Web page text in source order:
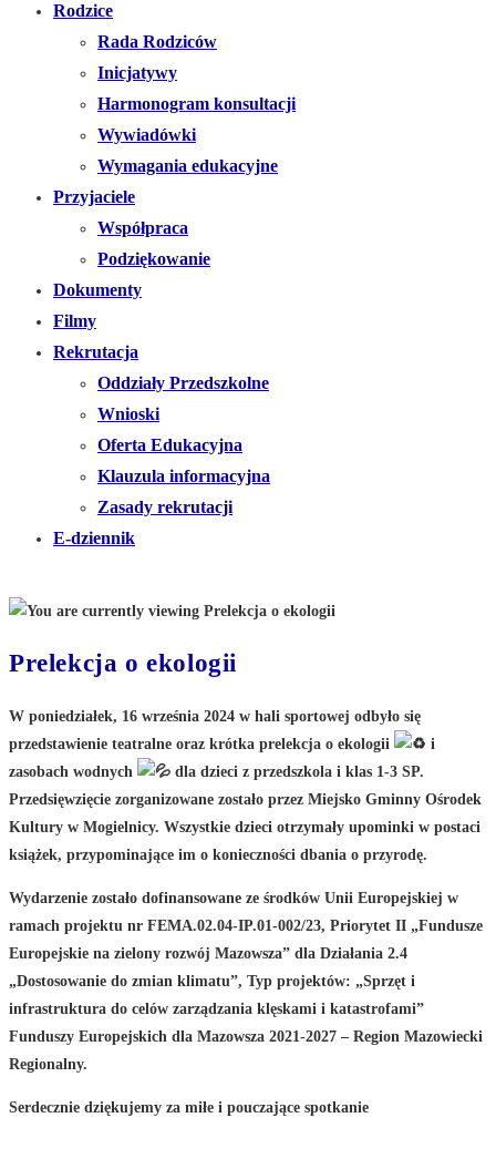
Rodzice
Rada Rodziców
Inicjatywy
Harmonogram konsultacji
Wywiadówki
Wymagania edukacyjne
Przyjaciele
Współpraca
Podziękowanie
Dokumenty
Filmy
Rekrutacja
Oddziały Przedszkolne
Wnioski
Oferta Edukacyjna
Klauzula informacyjna
Zasady rekrutacji
E-dziennik
Prelekcja o ekologii
W poniedziałek, 16 września 2024 w hali sportowej odbyło się
przedstawienie teatralne oraz krótka prelekcja o ekologii
i
zasobach wodnych
dla dzieci z przedszkola i klas 1-3 SP.
Przedsięwzięcie zorganizowane zostało przez Miejsko Gminny Ośrodek
Kultury w Mogielnicy. Wszystkie dzieci otrzymały upominki w postaci
książek, przypominające im o konieczności dbania o przyrodę.
Wydarzenie zostało dofinansowane ze środków Unii Europejskiej w
ramach projektu nr FEMA.02.04-IP.01-002/23, Priorytet II „Fundusze
Europejskie na zielony rozwój Mazowsza” dla Działania 2.4
„Dostosowanie do zmian klimatu”, Typ projektów: „Sprzęt i
infrastruktura do celów zarządzania klęskami i katastrofami”
Funduszy Europejskich dla Mazowsza 2021-2027 – Region Mazowiecki
Regionalny.
Serdecznie dziękujemy za miłe i pouczające spotkanie